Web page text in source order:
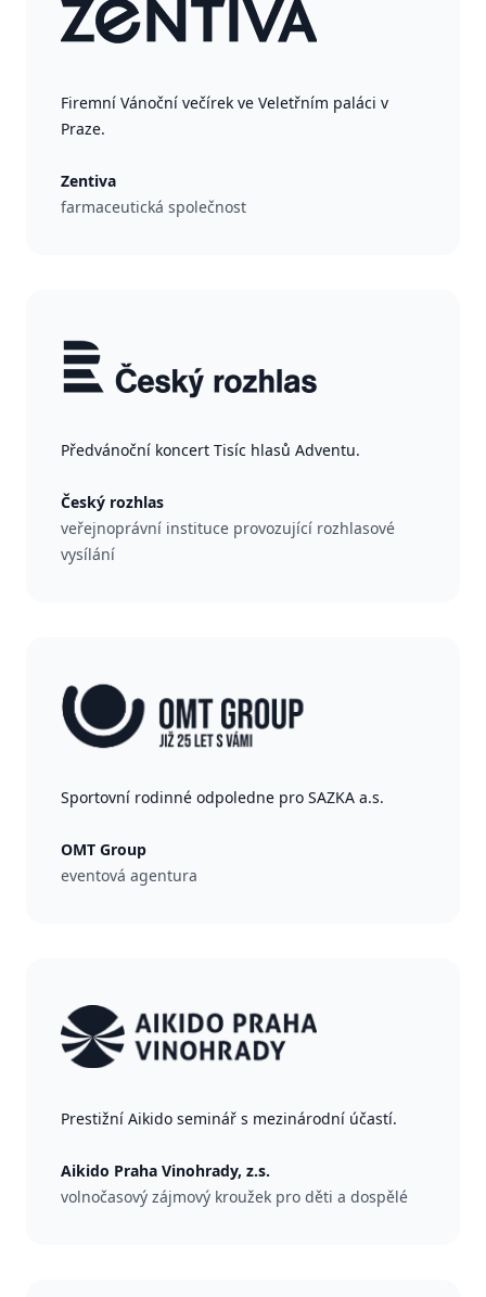
Firemní Vánoční večírek ve Veletřním paláci v
Praze.
Zentiva
farmaceutická společnost
Předvánoční koncert Tisíc hlasů Adventu.
Český rozhlas
veřejnoprávní instituce provozující rozhlasové
vysílání
Sportovní rodinné odpoledne pro SAZKA a.s.
OMT Group
eventová agentura
Prestižní Aikido seminář s mezinárodní účastí.
Aikido Praha Vinohrady, z.s.
volnočasový zájmový kroužek pro děti a dospělé